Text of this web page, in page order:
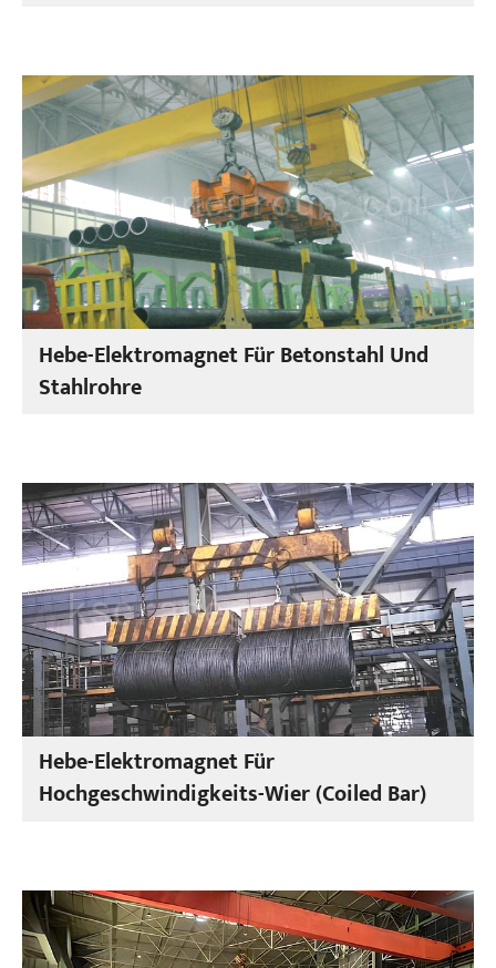
Hebe-Elektromagnet Für Betonstahl Und
Stahlrohre
Hebe-Elektromagnet Für
Hochgeschwindigkeits-Wier (Coiled Bar)